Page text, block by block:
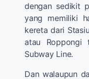
dengan sedikit
yang memiliki
kereta dari
atau Roppongi
Subway Line.
Dan walaupun